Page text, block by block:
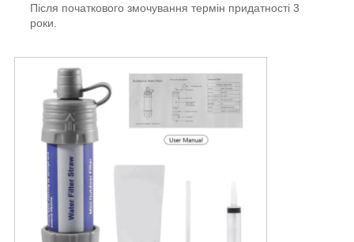
Після початкового змочування термін придатності 3
роки.